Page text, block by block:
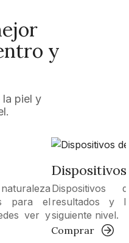
y
la piel y
para el
ver y
Dispositivos
resultados y
siguiente nivel.
Comprar